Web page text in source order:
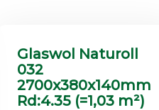
Glaswol Naturoll
032
2700x380x140mm
Rd:4.35 (=1,03 m²)